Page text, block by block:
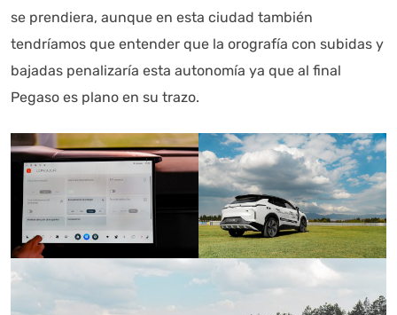
se prendiera, aunque en esta ciudad también
tendríamos que entender que la orografía con subidas y
bajadas penalizaría esta autonomía ya que al final
Pegaso es plano en su trazo.